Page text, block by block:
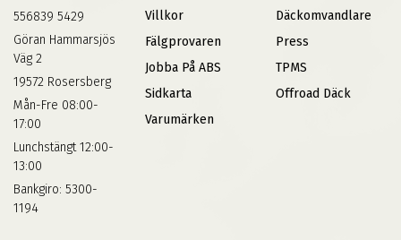
556839 5429
Göran Hammarsjös
Väg 2
19572 Rosersberg
Mån-Fre 08:00-
17:00
Lunchstängt 12:00-
13:00
Bankgiro: 5300-
1194
Villkor
Fälgprovaren
Jobba På ABS
Sidkarta
Varumärken
Däckomvandlare
Press
TPMS
Offroad Däck